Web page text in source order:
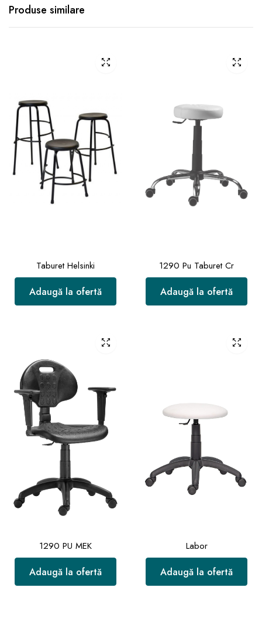
Produse similare
Taburet Helsinki
Adaugă la ofertă
1290 Pu Taburet Cr
Adaugă la ofertă
1290 PU MEK
Adaugă la ofertă
Labor
Adaugă la ofertă